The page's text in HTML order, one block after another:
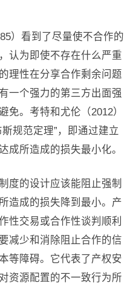
）看到了尽量使不合作的
认为即使不存在什么严重
理性在分享合作剩余问题
一个强力的第三方出面强
免。考特和尤伦（2012）
规范定理”，即通过建立
成所造成的损失最小化。
度的设计应该能阻止强制
造成的损失降到最小。产
性交易或合作性谈判顺利
减少和消除阻止合作的信
等障碍。它代表了产权安
资源配置的不一致行为所